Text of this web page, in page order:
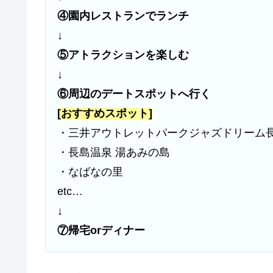
④園内レストランでランチ
↓
⑤アトラクションを楽しむ
↓
⑥周辺のデートスポットへ行く
[おすすめスポット]
・三井アウトレットパークジャズドリーム
・長島温泉 湯あみの島
・なばなの里
etc…
↓
⑦帰宅orディナー